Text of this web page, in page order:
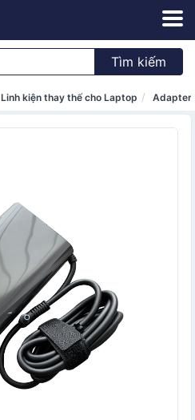
Tìm kiếm
Linh kiện thay thế cho Laptop Adapter